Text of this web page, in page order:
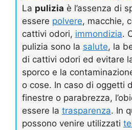
La pulizia è l’assenza di
essere polvere, macchie,
cattivi odori, immondizia.
pulizia sono la salute, la
di cattivi odori ed evitare
sporco e la
o cose. In caso di oggetti
finestre o parabrezza,
essere la trasparenza. In
possono venire utilizzati